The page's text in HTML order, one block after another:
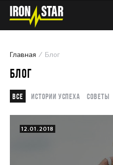
Главная Блог
БЛОГ
Все Истории успеха Советы
12.01.2018